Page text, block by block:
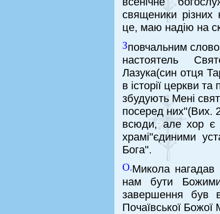
священики
це, маю надію на
Зповчальним
настоятель
Лазука(син отця
в історії церкви
збудують Мені
посеред них"(Вих.
всюди, але хор є
храмі"єдиними
Бога".
О.Микола нагадав
нам бути
завершення був
Почаївської Божої